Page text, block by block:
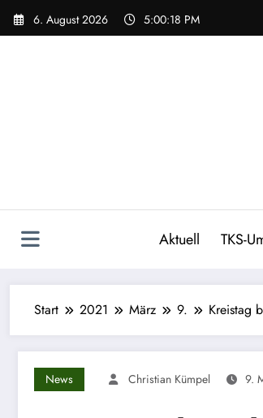
6. August 2026 5:00:19 PM
Aktuell TKS-
Start 2021 März 9. Kreistag
News Christian Kümpel 9.